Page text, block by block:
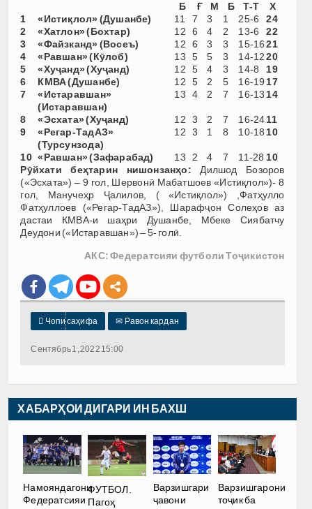
Б Ғ М Б Т-Т
Х
1
«Истиқлол» (Душанбе) 11 7 3 1 25-6
24
2
«Хатлон» (Бохтар) 12 6 4 2 13-6
22
3
«Файзканд» (Восеъ) 12 6 3 3 15-16 21
4
«Равшан» (Кӯлоб) 13 5 5 3 14-12 20
5
«Хуҷанд» (Хуҷанд) 12 5 4 3 14-8
19
6
КМВА (Душанбе) 12 5 2 5 16-19 17
7
«Истаравшан»
(Истаравшан)
13 4 2 7 16-13 14
8 «Эсхата» (Хуҷанд) 12 3 2 7 16-2411
9
«Регар-ТадАЗ»
(Турсунзода)
12 3 1 8 10-18 10
10 «Равшан» (Зафарабад) 13 2 4 7 11-28 10
Рӯйхати беҳтарин нишонзанҳо: Дилшод Бозоров
(«Эсхата») – 9 гол, Шервонӣ Мабатшоев «Истиқлол»)- 8
гол, Манучеҳр Ҷалилов, ( «Истиқлол») ,Фатҳулло
Фатҳуллоев («Регар-ТадАЗ»), Шарафҷон Солеҳов аз
дастаи КМВА-и шаҳри Душанбе, Мбеке Сиябатчу
Деудони («Истаравшан») – 5- голӣ.
АКС: Федератсияи футболи Тоҷикистон
 Чопи саҳифа ✉ Равон кардан
Сентябрь 1, 2022 15:00
ХАБАРҲОИ ДИГАРИ ИН БАХШ
Намояндагони
Федератсияи
ФУТБОЛ.
Пагоҳ
Варзишгари
ҷавони
Варзишгарони
тоҷик ба